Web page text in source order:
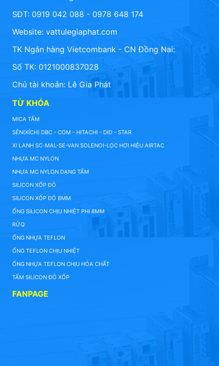
SĐT: 0919 042 088 - 0978 648 174
Website: vattulegiaphat.com
TK Ngân hàng Vietcombank - CN Đồng Nai:
Số TK: 0121000837028
Chủ tài khoản: Lê Gia Phát
TỪ KHÓA
MICA TẤM
SÊN(XÍCH) DBC - COM - HITACHI - DID - STAR
XI LANH SC-MAL-SE-VAN SOLENOI-LỌC HƠI HIỆU AIRTAC
NHỰA MC NYLON
NHỰA MC NYLON DẠNG TẤM
SILICON XỐP ĐỎ
SILICON XỐP ĐỎ 8MM
ỐNG SILICON CHỊU NHIỆT PHI 8MM
RỬQ
ỐNG NHỰA TEFLON
ỐNG TEFLON CHỊU NHIỆT
ỐNG NHỰA TEFLON CHỊU HÓA CHẤT
TẤM SILICON ĐỎ XỐP
FANPAGE